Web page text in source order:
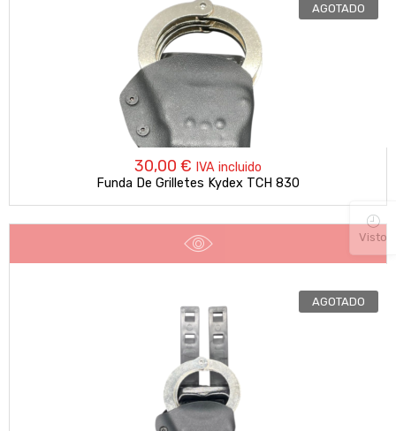
AGOTADO
30,00 € IVA incluido
Funda De Grilletes Kydex TCH 830
AGOTADO
Visto